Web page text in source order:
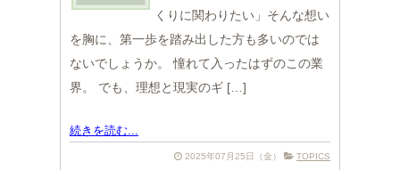
くりに関わりたい」そんな想い
を胸に、第一歩を踏み出した方も多いのでは
ないでしょうか。 憧れて入ったはずのこの業
界。 でも、理想と現実のギ […]
続きを読む...
2025年07月25日（金） TOPICS